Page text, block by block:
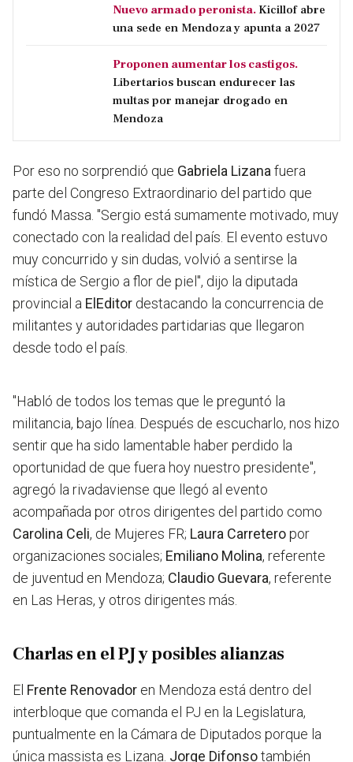
Nuevo armado peronista. Kicillof abre
una sede en Mendoza y apunta a 2027
Proponen aumentar los castigos.
Libertarios buscan endurecer las
multas por manejar drogado en
Mendoza
Por eso no sorprendió que Gabriela Lizana fuera
parte del Congreso Extraordinario del partido que
fundó Massa. "Sergio está sumamente motivado, muy
conectado con la realidad del país . El evento estuvo
muy concurrido y sin dudas, volvió a sentirse la
mística de Sergio a flor de piel", dijo la diputada
provincial a ElEditor destacando la concurrencia de
militantes y autoridades partidarias que llegaron
desde todo el país.
"Habló de todos los temas que le preguntó la
militancia, bajo línea. Después de escucharlo, nos hizo
sentir que ha sido lamentable haber perdido la
oportunidad de que fuera hoy nuestro presidente",
agregó la rivadaviense que llegó al evento
acompañada por otros dirigentes del partido como
Carolina Celi, de Mujeres FR; Laura Carreteropor
organizaciones sociales; Emiliano Molina, referente
de juventud en Mendoza; Claudio Guevara, referente
en Las Heras, y otros dirigentes más.
Charlas en el PJ y posibles alianzas
El Frente Renovador en Mendoza está dentro del
interbloque que comanda el PJ en la Legislatura,
puntualmente en la Cámara de Diputados porque la
única massista es Lizana. Jorge Difonsotambién